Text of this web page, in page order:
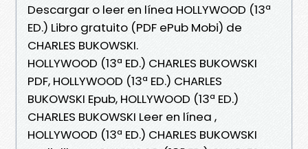
Descargar o leer en línea HOLLYWOOD (13ª
ED.) Libro gratuito (PDF ePub Mobi) de
CHARLES BUKOWSKI.
HOLLYWOOD (13ª ED.) CHARLES BUKOWSKI
PDF, HOLLYWOOD (13ª ED.) CHARLES
BUKOWSKI Epub, HOLLYWOOD (13ª ED.)
CHARLES BUKOWSKI Leer en línea ,
HOLLYWOOD (13ª ED.) CHARLES BUKOWSKI